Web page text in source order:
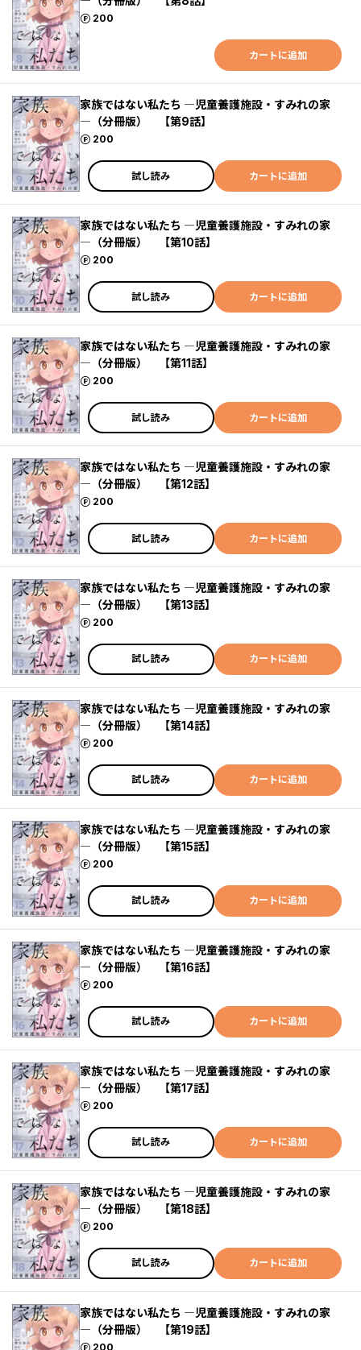
200
ポイント
カートに追加
家族ではない私たち ―児童養護施設・すみれの家
―（分冊版） 【第9話】
200
ポイント
試し読み カートに追加
家族ではない私たち ―児童養護施設・すみれの家
―（分冊版） 【第10話】
200
ポイント
試し読み カートに追加
家族ではない私たち ―児童養護施設・すみれの家
―（分冊版） 【第11話】
200
ポイント
試し読み カートに追加
家族ではない私たち ―児童養護施設・すみれの家
―（分冊版） 【第12話】
200
ポイント
試し読み カートに追加
家族ではない私たち ―児童養護施設・すみれの家
―（分冊版） 【第13話】
200
ポイント
試し読み カートに追加
家族ではない私たち ―児童養護施設・すみれの家
―（分冊版） 【第14話】
200
ポイント
試し読み カートに追加
家族ではない私たち ―児童養護施設・すみれの家
―（分冊版） 【第15話】
200
ポイント
試し読み カートに追加
家族ではない私たち ―児童養護施設・すみれの家
―（分冊版） 【第16話】
200
ポイント
試し読み カートに追加
家族ではない私たち ―児童養護施設・すみれの家
―（分冊版） 【第17話】
200
ポイント
試し読み カートに追加
家族ではない私たち ―児童養護施設・すみれの家
―（分冊版） 【第18話】
200
ポイント
試し読み カートに追加
家族ではない私たち ―児童養護施設・すみれの家
―（分冊版） 【第19話】
200
ポイント